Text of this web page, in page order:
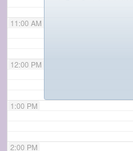
11:00 AM
12:00 PM
1:00 PM
2:00 PM